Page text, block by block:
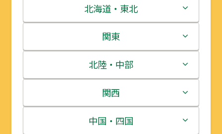
北海道・東北
北海道
青森県
岩手県
宮城県
関東
茨城県
栃木県
群馬県
北陸・中部
新潟県
富山県
関西
三重県
中国・四国